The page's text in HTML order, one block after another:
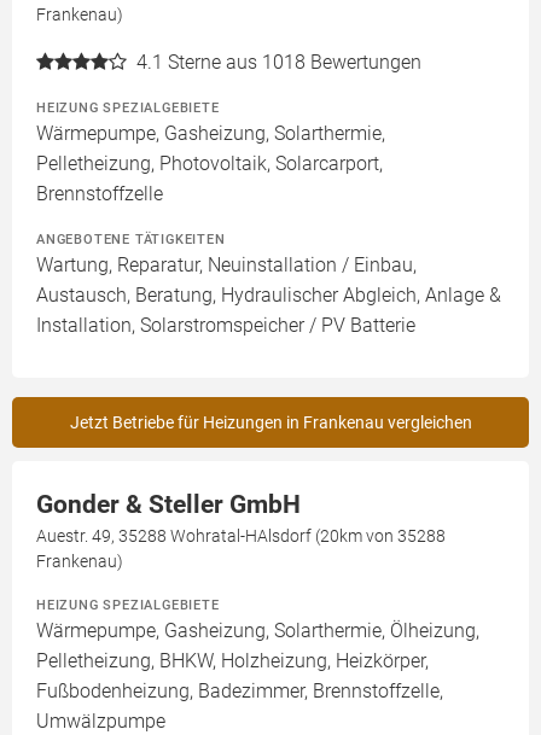
Frankenau)
4.1 Sterne aus 1018 Bewertungen
HEIZUNG SPEZIALGEBIETE
Wärmepumpe, Gasheizung, Solarthermie,
Pelletheizung, Photovoltaik, Solarcarport,
Brennstoffzelle
ANGEBOTENE TÄTIGKEITEN
Wartung, Reparatur, Neuinstallation / Einbau,
Austausch, Beratung, Hydraulischer Abgleich, Anlage &
Installation, Solarstromspeicher / PV Batterie
Jetzt Betriebe für Heizungen in Frankenau vergleichen
Gonder & Steller GmbH
Auestr. 49, 35288 Wohratal-HAlsdorf (20km von 35288
Frankenau)
HEIZUNG SPEZIALGEBIETE
Wärmepumpe, Gasheizung, Solarthermie, Ölheizung,
Pelletheizung, BHKW, Holzheizung, Heizkörper,
Fußbodenheizung, Badezimmer, Brennstoffzelle,
Umwälzpumpe